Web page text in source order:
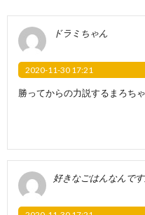
ドラミちゃん
2020-11-30 17:21
勝ってからの力説するまろち
好きなごはんなんです